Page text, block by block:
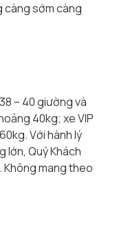
càng sớm càng
– 40 giường và
40kg; xe VIP
Với hành lý
lớn, Quý Khách
Không mang theo